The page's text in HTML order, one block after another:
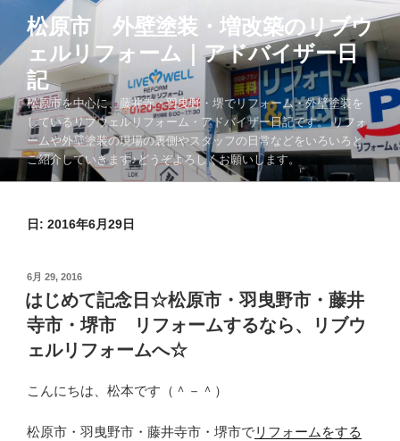
テ
ツ
へ
キ
ッ
松原市 外壁塗装・増改築のリブウ
ェルリフォーム｜アドバイザー日
記
松原市を中心に、藤井寺・羽曳野・堺でリフォーム・外壁塗装を
しているリブウェルリフォーム・アドバイザー日記です。 リフォ
ームや外壁塗装の現場の裏側やスタッフの日常などをいろいろと
ご紹介していきます♪どうぞよろしくお願いします。
日: 2016年6月29日
投
稿
日:
6月 29, 2016
はじめて記念日☆松原市・羽曳野市・藤井
寺市・堺市 リフォームするなら、リブウ
ェルリフォームへ☆
こんにちは、松本です（＾－＾）
松原市・羽曳野市・藤井寺市・堺市でリフォームをする